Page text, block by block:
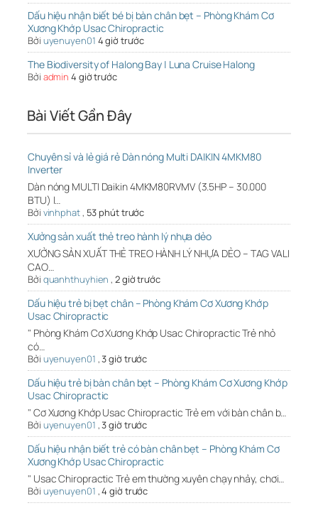
Dấu hiệu nhận biết bé bị bàn chân bẹt – Phòng Khám Cơ
Xương Khớp Usac Chiropractic
Bởi uyenuyen01 4 giờ trước
The Biodiversity of Halong Bay | Luna Cruise Halong
Bởi admin 4 giờ trước
Bài Viết Gần Đây
Chuyên sỉ và lẻ giá rẻ Dàn nóng Multi DAIKIN 4MKM80
Inverter
Dàn nóng MULTI Daikin 4MKM80RVMV (3.5HP – 30.000
BTU) l…
Bởi vinhphat, 53 phút trước
Xưởng sản xuất thẻ treo hành lý nhựa dẻo
XƯỞNG SẢN XUẤT THẺ TREO HÀNH LÝ NHỰA DẺO – TAG VALI
CAO…
Bởi quanhthuyhien ,2 giờ trước
Dấu hiệu trẻ bị bẹt chân – Phòng Khám Cơ Xương Khớp
Usac Chiropractic
" Phòng Khám Cơ Xương Khớp Usac Chiropractic Trẻ nhỏ
có…
Bởi uyenuyen01 ,3 giờ trước
Dấu hiệu trẻ bị bàn chân bẹt – Phòng Khám Cơ Xương Khớp
Usac Chiropractic
" Cơ Xương Khớp Usac Chiropractic Trẻ em với bàn chân b…
Bởi uyenuyen01 ,3 giờ trước
Dấu hiệu nhận biết trẻ có bàn chân bẹt – Phòng Khám Cơ
Xương Khớp Usac Chiropractic
" Usac Chiropractic Trẻ em thường xuyên chạy nhảy, chơi…
Bởi uyenuyen01 ,4 giờ trước